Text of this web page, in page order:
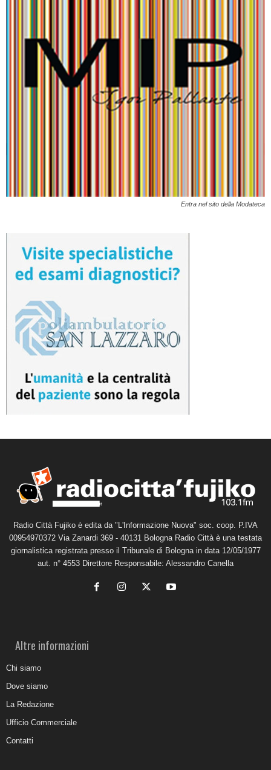
Entra nel sito della Modateca
Radio Città Fujiko è edita da "L'Informazione Nuova" soc. coop. P.IVA
00954970372 Via Zanardi 369 - 40131 Bologna Radio Città è una testata
giornalistica registrata presso il Tribunale di Bologna in data 12/05/1977
aut. n° 4553 Direttore Responsabile: Alessandro Canella
Altre informazioni
Chi siamo
Dove siamo
La Redazione
Ufficio Commerciale
Contatti